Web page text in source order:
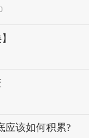
应该如何积累?